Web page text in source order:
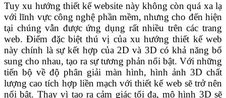
Tuy xu hướng thiết kế website nàykhông còn quá xa lạ
với lĩnh vực công nghệ phần mềm, nhưng cho đến hiện
tại chúng vẫn được ứng dụng rất nhiều trên các trang
web. Điểm đặc biệt thú vị của xu hướng thiết kế web
này chính là sự kết hợp của 2D và 3D có khả năng bổ
sung cho nhau, tạo ra sự tương phản nổi bật. Với những
tiến bộ về độ phân giải màn hình, hình ảnh 3D chất
lượng cao tích hợp liền mạch với thiết kế web sẽ trở nên
nổi bật. Thay vì tạo ra cảm giác tối đa, mô hình 3D sẽ